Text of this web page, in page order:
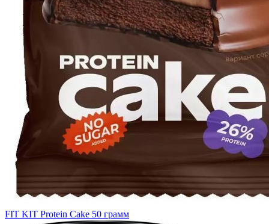
FIT KIT Protein Cake 50 грамм